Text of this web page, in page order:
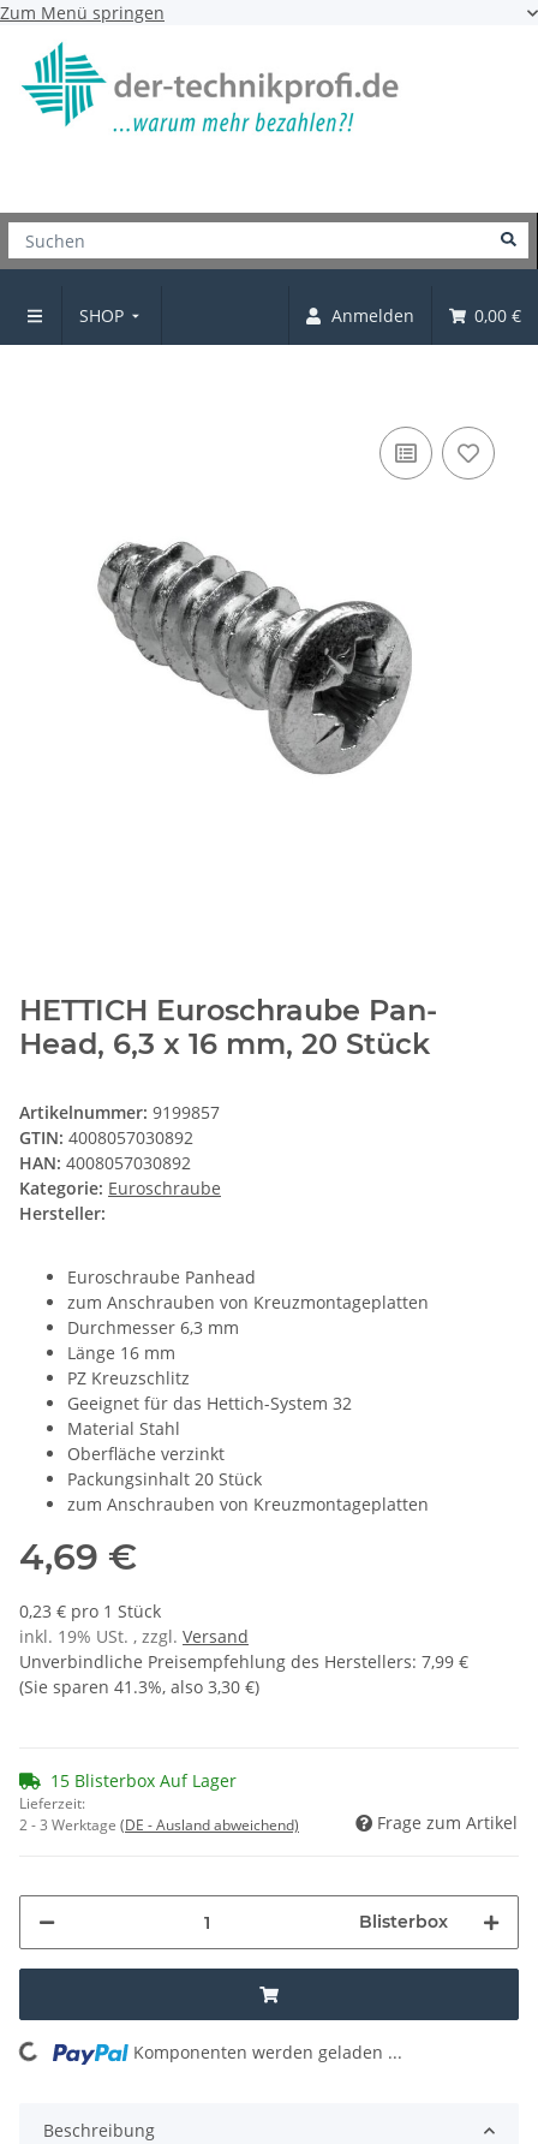
Zum Menü springen
SHOP Anmelden 0,00 €
Euroschraube
HETTICH Euroschraube Pan-
Head, 6,3 x 16 mm, 20 Stück
Artikelnummer: 9199857
GTIN: 4008057030892
HAN: 4008057030892
Kategorie: Euroschraube
Hersteller:
Euroschraube Panhead
zum Anschrauben von Kreuzmontageplatten
Durchmesser 6,3 mm
Länge 16 mm
PZ Kreuzschlitz
Geeignet für das Hettich-System 32
Material Stahl
Oberfläche verzinkt
Packungsinhalt 20 Stück
zum Anschrauben von Kreuzmontageplatten
4,69 €
0,23 € pro 1 Stück
inkl. 19% USt. , zzgl. Versand
Unverbindliche Preisempfehlung des Herstellers: 7,99 €
(Sie sparen 41.3%, also 3,30 €)
15 Blisterbox Auf Lager
Lieferzeit:
2 - 3 Werktage (DE - Ausland abweichend) Frage zum Artikel
Blisterbox
Komponenten werden geladen ...
Beschreibung